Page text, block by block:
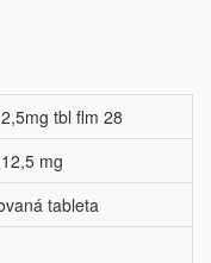
tbl flm 28
mg
tableta